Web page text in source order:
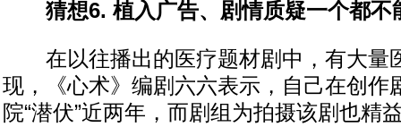
猜想6. 植入广告、剧情质疑一个都不
在以往播出的医疗题材剧中，有大量
现，《心术》编剧六六表示，自己在创作
院“潜伏”近两年，而剧组为拍摄该剧也精